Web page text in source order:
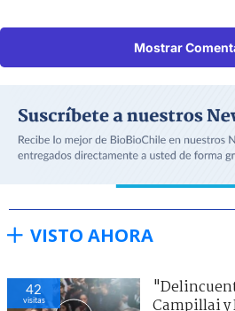
Mostrar
VISTO AHORA
42
visitas
Campillai y